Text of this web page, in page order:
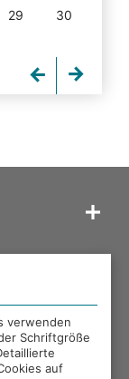
29
30
verwenden
Schriftgröße
auf